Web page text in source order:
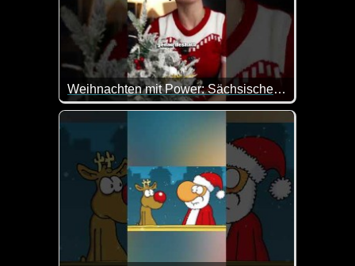
Weihnachten mit Power: Sächsische Eltern und Weihnachtsdeko
Wenn's nicht leuchtet, ist kein Weihnachten - sagt